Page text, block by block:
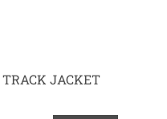
TRACK JACKET